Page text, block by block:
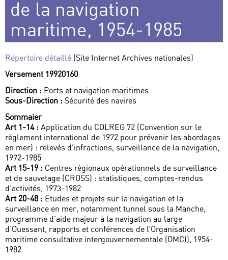
de la navigation
maritime, 1954-1985
Répertoire détaillé (Site Internet Archives nationales)
Versement 19920160
Direction : Ports et navigation maritimes
Sous-Direction : Sécurité des navires
Sommaier
Art 1-14 : Application du COLREG 72 (Convention sur le
règlement international de 1972 pour prévenir les abordages
en mer) : relevés d’infractions, surveillance de la navigation,
1972-1985
Art 15-19 : Centres régionaux opérationnels de surveillance
et de sauvetage (CROSS) : statistiques, comptes-rendus
d’activités, 1973-1982
Art 20-48 : Etudes et projets sur la navigation et la
surveillance en mer, notamment tunnel sous la Manche,
programme d’aide majeur à la navigation au large
d’Ouessant, rapports et conférences de l’Organisation
maritime consultative intergouvernementale (OMCI), 1954-
1982